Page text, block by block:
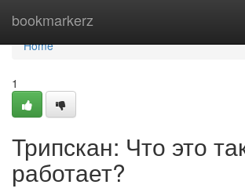
bookmarkerz
Home
Home
1
Трипскан: Что это
работает?